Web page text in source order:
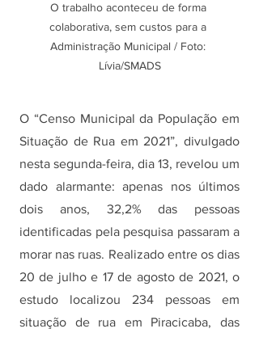
O trabalho aconteceu de forma
colaborativa, sem custos para a
Administração Municipal / Foto:
Lívia/SMADS
O “Censo Municipal da População em
Situação de Rua em 2021”, divulgado
nesta segunda-feira, dia 13, revelou um
dado alarmante: apenas nos últimos
dois anos, 32,2% das pessoas
identificadas pela pesquisa passaram a
morar nas ruas. Realizado entre os dias
20 de julho e 17 de agosto de 2021, o
estudo localizou 234 pessoas em
situação de rua em Piracicaba, das